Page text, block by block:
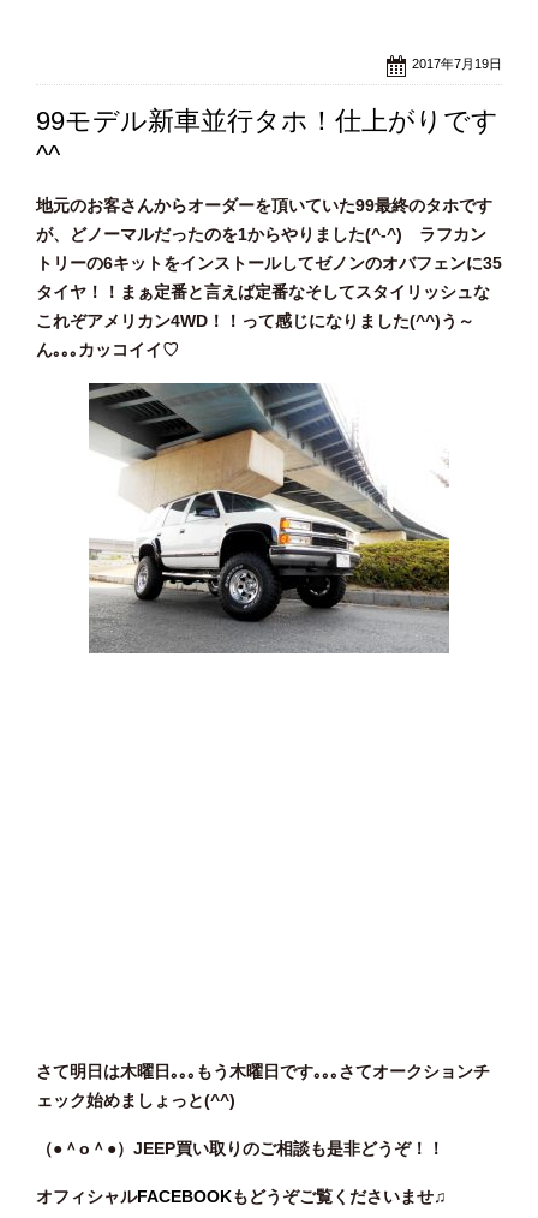
2017年7月19日
99モデル新車並行タホ！仕上がりです
^^
地元のお客さんからオーダーを頂いていた99最終のタホです
が、どノーマルだったのを1からやりました(^-^) ラフカン
トリーの6キットをインストールしてゼノンのオバフェンに35
タイヤ！！まぁ定番と言えば定番なそしてスタイリッシュな
これぞアメリカン4WD！！って感じになりました(^^)う～
ん｡｡｡カッコイイ♡
さて明日は木曜日｡｡｡もう木曜日です｡｡｡さてオークションチ
ェック始めましょっと(^^)
（●＾o ＾●）JEEP買い取りのご相談も是非どうぞ！！
オフィシャルFACEBOOKもどうぞご覧くださいませ♫